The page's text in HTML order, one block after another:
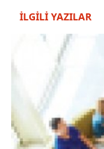
İLGİLİ YAZILAR